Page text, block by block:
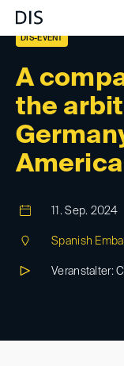
A
the
America
DIS-EVENT
11. Sep. 2024
Spanish
Veranstalter: